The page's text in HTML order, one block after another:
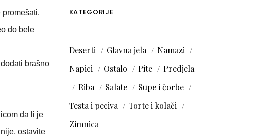
do bele
brašno
da li je
ostavite
KATEGORIJE
Deserti Glavna jela
Namazi
Napici
Ostalo Pite
Predjela
Riba
Salate
Supe i čorbe
Testa i peciva
Torte i kolači
Zimnica